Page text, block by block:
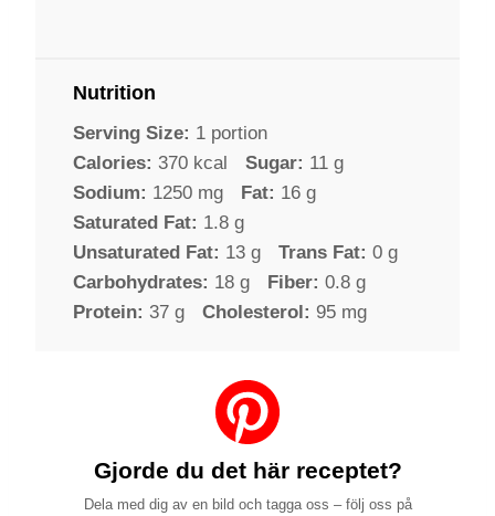
Nutrition
Serving Size: 1 portion
Calories: 370 kcal Sugar: 11 g
Sodium: 1250 mg Fat: 16 g
Saturated Fat: 1.8 g
Unsaturated Fat: 13 g Trans Fat: 0 g
Carbohydrates: 18 g Fiber: 0.8 g
Protein: 37 g Cholesterol: 95 mg
Gjorde du det här receptet?
Dela med dig av en bild och tagga oss – följ oss på